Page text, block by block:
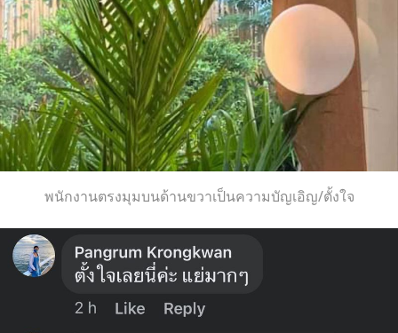
พนักงานตรงมุมบนด้านขวาเป็นความบัญเอิญ/ตั้งใจ